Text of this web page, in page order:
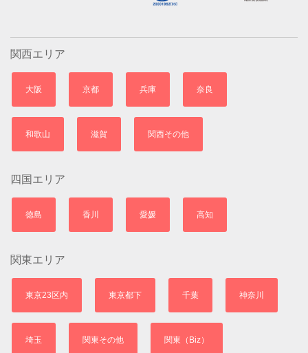
関西エリア
大阪 京都 兵庫 奈良
和歌山 滋賀 関西その他
四国エリア
徳島 香川 愛媛 高知
関東エリア
東京23区内 東京都下 千葉 神奈川
埼玉 関東その他 関東（Biz）